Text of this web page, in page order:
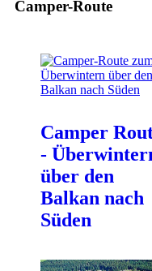
Camper-Route
Camper
-
über den
Balkan nach
Süden